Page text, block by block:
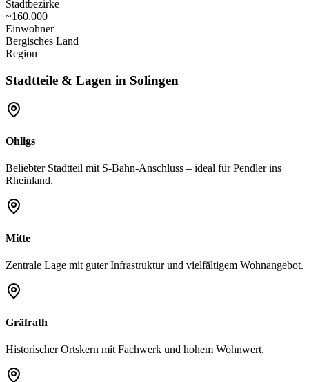
Stadtbezirke
~160.000
Einwohner
Bergisches Land
Region
Stadtteile & Lagen in Solingen
Ohligs
Beliebter Stadtteil mit S-Bahn-Anschluss – ideal für Pendler ins
Rheinland.
Mitte
Zentrale Lage mit guter Infrastruktur und vielfältigem Wohnangebot.
Gräfrath
Historischer Ortskern mit Fachwerk und hohem Wohnwert.